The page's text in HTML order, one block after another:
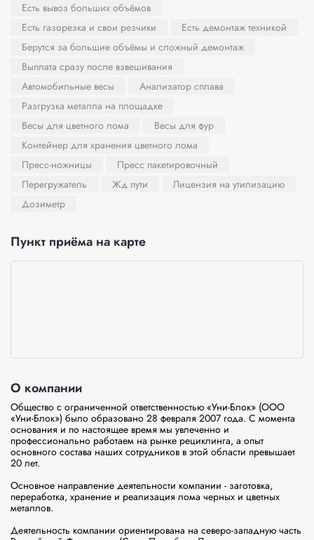
Есть вывоз больших объёмов
Есть газорезка и свои резчики
Есть демонтаж техникой
Берутся за большие объёмы и сложный демонтаж
Выплата сразу после взвешивания
Автомобильные весы
Анализатор сплава
Разгрузка металла на площадке
Весы для цветного лома
Весы для фур
Контейнер для хранения цветного лома
Пресс-ножницы
Пресс пакетировочный
Перегружатель
Жд пути
Лицензия на утилизацию
Дозиметр
Пункт приёма на карте
О компании
Общество с ограниченной ответственностью «Уни-Блок» (ООО
«Уни-Блок») было образовано 28 февраля 2007 года. С момента
основания и по настоящее время мы увлеченно и
профессионально работаем на рынке рециклинга, а опыт
основного состава наших сотрудников в этой области превышает
20 лет.
Основное направление деятельности компании - заготовка,
переработка, хранение и реализация лома черных и цветных
металлов.
Деятельность компании ориентирована на северо-западную часть